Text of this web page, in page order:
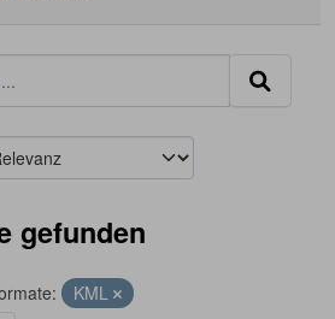
gefunden
KML